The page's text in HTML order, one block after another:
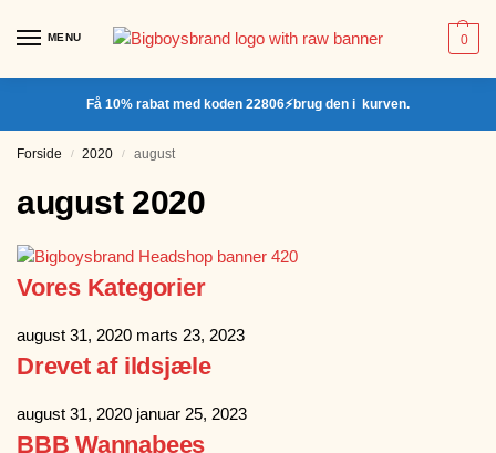
MENU 0
Få 10% rabat med koden 22806⚡brug den i kurven.
Forside / 2020 / august
august 2020
Vores Kategorier
august 31, 2020 marts 23, 2023
Drevet af ildsjæle
august 31, 2020 januar 25, 2023
BBB Wannabees